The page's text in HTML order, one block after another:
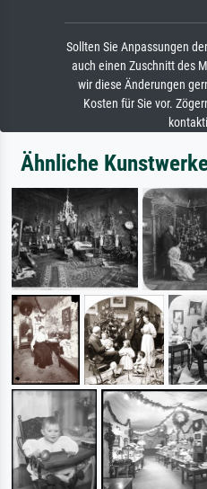
Sollten Sie Anpassungen
auch einen Zuschnitt des
wir diese Änderungen
Kosten für Sie vor.
Ähnliche